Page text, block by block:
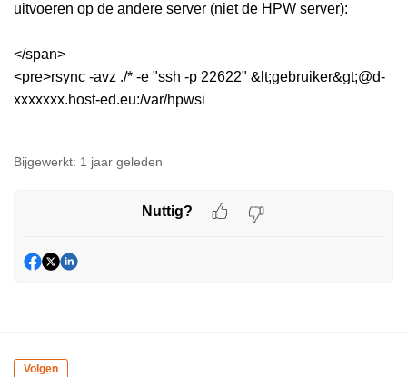
uitvoeren op de andere server (niet de HPW server):
</span>
<pre>rsync -avz ./* -e "ssh -p 22622" &lt;gebruiker&gt;@d-
xxxxxxx.host-ed.eu:/var/hpwsi
Bijgewerkt: 1 jaar geleden
Nuttig?
Volgen